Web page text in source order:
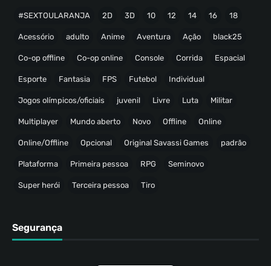
#SEXTOULARANJA 2D 3D 10 12 14 16 18
Acessório adulto Anime Aventura Ação black25
Co-op offline Co-op online Console Corrida Espacial
Esporte Fantasia FPS Futebol Individual
Jogos olímpicos/oficiais juvenil Livre Luta Militar
Multiplayer Mundo aberto Novo Offline Online
Online/Offline Opcional Original Savassi Games padrão
Plataforma Primeira pessoa RPG Seminovo
Super herói Terceira pessoa Tiro
Segurança